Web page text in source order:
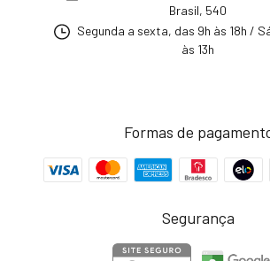
Brasil, 540
Segunda a sexta, das 9h às 18h /
às 13h
Formas de
Segurança